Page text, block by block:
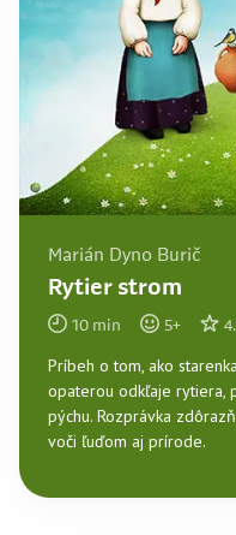
Marián Dyno Burič
Rytier strom
10 min 5+
Príbeh o tom, ako
opaterou odkľaje rytiera,
pýchu. Rozprávka
voči ľuďom aj prírode.